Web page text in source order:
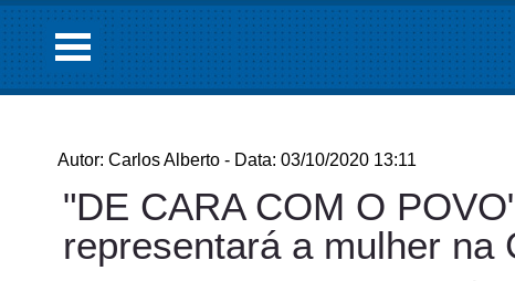
Autor: Carlos Alberto - Data: 03/10/2020 13:11
"DE CARA COM O
representará a mulher na